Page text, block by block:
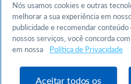
Chame
Atendimento
Nós usamos cookies e outras
melhorar a sua experiência em
publicidade e recomendar
nossos serviços, você concorda
em nossa
Política de Privacidade
Aceitar todos os